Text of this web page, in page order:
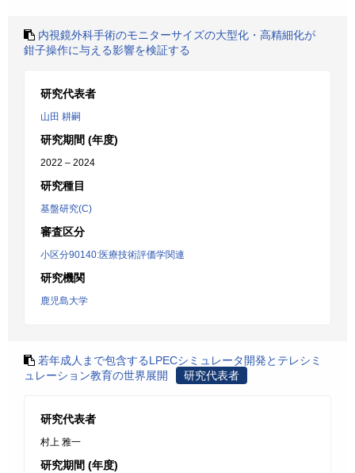
内視鏡外科手術のモニターサイズの大型化・高精細化が
鉗子操作に与える影響を検証する
研究代表者
山田 耕嗣
研究期間 (年度)
2022 – 2024
研究種目
基盤研究(C)
審査区分
小区分90140:医療技術評価学関連
研究機関
鹿児島大学
若年成人まで包含するLPECシミュレータ開発とテレシミ
ュレーション教育の世界展開
研究代表者
研究代表者
村上 雅一
研究期間 (年度)